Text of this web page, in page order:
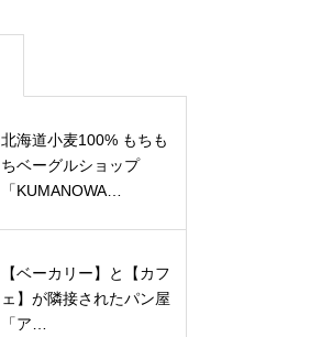
北海道小麦100% もちも
ちベーグルショップ
「KUMANOWA…
【ベーカリー】と【カフ
ェ】が隣接されたパン屋
「ア…